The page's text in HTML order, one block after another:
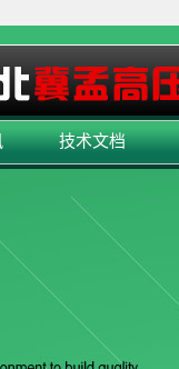
技术文档